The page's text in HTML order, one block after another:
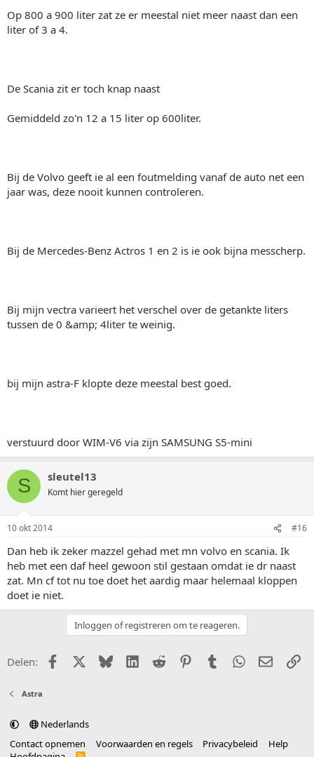
Op 800 a 900 liter zat ze er meestal niet meer naast dan een
liter of 3 a 4.
De Scania zit er toch knap naast
Gemiddeld zo'n 12 a 15 liter op 600liter.
Bij de Volvo geeft ie al een foutmelding vanaf de auto net een
jaar was, deze nooit kunnen controleren.
Bij de Mercedes-Benz Actros 1 en 2 is ie ook bijna messcherp.
Bij mijn vectra varieert het verschel over de getankte liters
tussen de 0 &amp; 4liter te weinig.
bij mijn astra-F klopte deze meestal best goed.
verstuurd door WIM-V6 via zijn SAMSUNG S5-mini
S sleutel13
Komt hier geregeld
10 okt 2014 #16
Dan heb ik zeker mazzel gehad met mn volvo en scania. Ik
heb met een daf heel gewoon stil gestaan omdat ie dr naast
zat. Mn cf tot nu toe doet het aardig maar helemaal kloppen
doet ie niet.
Inloggen of registreren om te reageren.
Delen: FacebookX (Twitter)
BlueskyLinkedIn
Reddit PinterestTumblr WhatsApp
E-mail
Astra
Nederlands
Contact opnemen
Voorwaarden en regels Privacybeleid
Help